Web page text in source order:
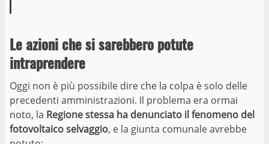
Le azioni che si sarebbero potute
intraprendere
Oggi non è più possibile dire che la colpa è solo delle
precedenti amministrazioni. Il problema era ormai
noto, la Regione stessa ha denunciato il fenomeno del
fotovoltaico selvaggio, e la giunta comunale avrebbe